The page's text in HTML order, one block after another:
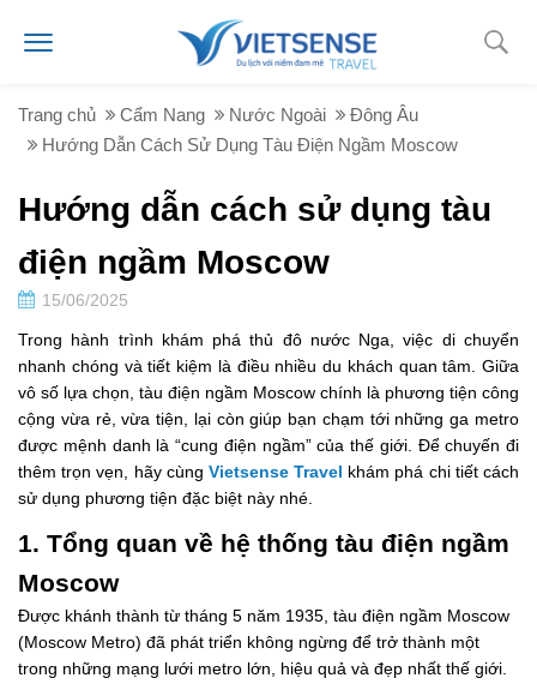
Trang chủ Cẩm Nang Nước Ngoài
Đông Âu
Hướng Dẫn Cách Sử Dụng Tàu Điện Ngầm Moscow
Hướng dẫn cách sử dụng tàu
điện ngầm Moscow
15/06/2025
Trong hành trình khám phá thủ đô nước Nga, việc di chuyển
nhanh chóng và tiết kiệm là điều nhiều du khách quan tâm. Giữa
vô số lựa chọn, tàu điện ngầm Moscow chính là phương tiện công
cộng vừa rẻ, vừa tiện, lại còn giúp bạn chạm tới những ga metro
được mệnh danh là “cung điện ngầm” của thế giới. Để chuyến đi
thêm trọn vẹn, hãy cùng Vietsense Travel khám phá chi tiết cách
sử dụng phương tiện đặc biệt này nhé.
1. Tổng quan về hệ thống tàu điện ngầm
Moscow
Được khánh thành từ tháng 5 năm 1935, tàu điện ngầm Moscow
(Moscow Metro) đã phát triển không ngừng để trở thành một
trong những mạng lưới metro lớn, hiệu quả và đẹp nhất thế giới.